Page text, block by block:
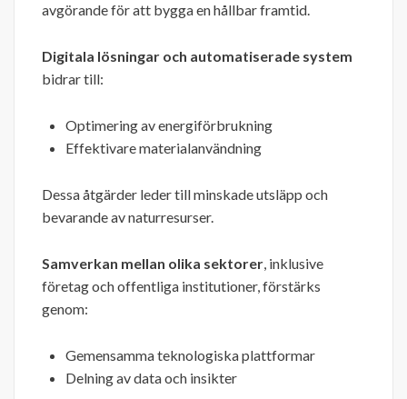
avgörande för att bygga en hållbar framtid.
Digitala lösningar och automatiserade system
bidrar till:
Optimering av energiförbrukning
Effektivare materialanvändning
Dessa åtgärder leder till minskade utsläpp och
bevarande av naturresurser.
Samverkan mellan olika sektorer, inklusive
företag och offentliga institutioner, förstärks
genom:
Gemensamma teknologiska plattformar
Delning av data och insikter